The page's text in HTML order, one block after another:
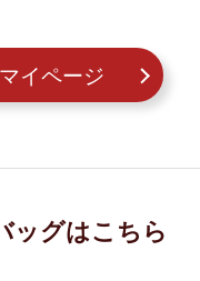
マイページ
ッグはこちら